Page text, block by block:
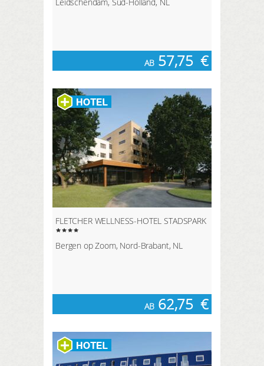
AB 57,75 €
FLETCHER WELLNESS-HOTEL STADSPARK
Bergen op Zoom, Nord-Brabant, NL
AB 62,75 €